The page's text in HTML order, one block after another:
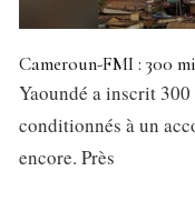
Cameroun-FMI : 300
Yaoundé a inscrit
conditionnés à un
encore. Près